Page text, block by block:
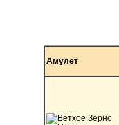
Амулет